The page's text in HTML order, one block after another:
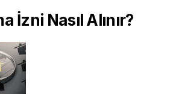
İzni Nasıl Alınır?